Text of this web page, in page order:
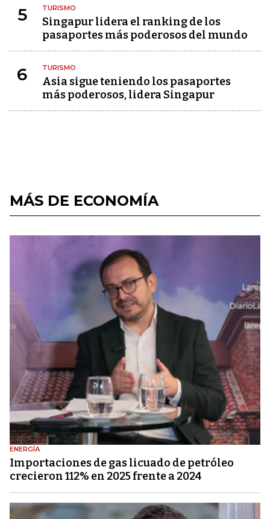
5 TURISMO
Singapur lidera el ranking de los
pasaportes más poderosos del mundo
6 TURISMO
Asia sigue teniendo los pasaportes
más poderosos, lidera Singapur
MÁS DE ECONOMÍA
ENERGÍA
Importaciones de gas licuado de petróleo
crecieron 112% en 2025 frente a 2024